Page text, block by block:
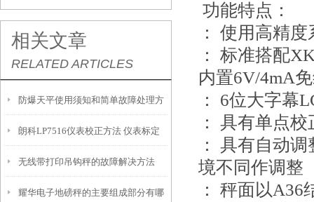
相关文章
RELATED ARTICLES
防爆天平使用须知和简单故障处理方
法
朗科LP7516仪表校正方法 仪表标定
大全
无线带打印吊钩秤的故障解决方法
耀华电子地磅秤的主要组成部分有哪
功能特点：
： 使用高精
： 标准搭配
内置6V/4mA
： 6位大字幕
： 具有单点
： 具有自动
境不同作调整
： 秤面以